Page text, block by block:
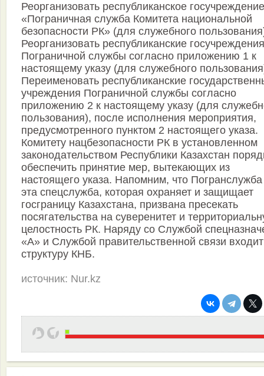
Реорганизовать республиканское госучреждение
«Пограничная служба Комитета национальной
безопасности РК» (для служебного
Реорганизовать республиканские госучреждения
Пограничной службы согласно приложению 1 к
настоящему указу (для служебного
Переименовать республиканские
учреждения Пограничной службы согласно
приложению 2 к настоящему указу (для
пользования), после исполнения мероприятия,
предусмотренного пунктом 2 настоящего указа.
Комитету нацбезопасности РК в установленном
законодательством Республики Казахстан
обеспечить принятие мер, вытекающих из
настоящего указа. Напомним, что
эта спецслужба, которая охраняет и защищает
госграницу Казахстана, призвана пресекать
посягательства на суверенитет и
целостность РК. Наряду со Службой
«А» и Службой правительственной связи
структуру КНБ.
источник: Nur.kz